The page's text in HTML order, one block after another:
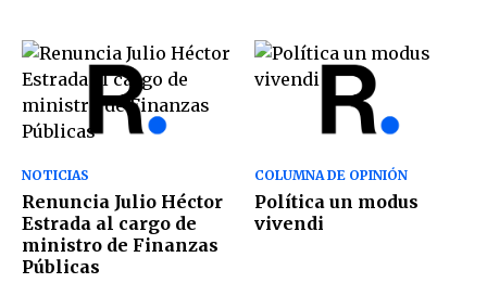
NOTICIAS
Renuncia Julio Héctor
Estrada al cargo de
ministro de Finanzas
Públicas
COLUMNA DE OPINIÓN
Política un modus
vivendi